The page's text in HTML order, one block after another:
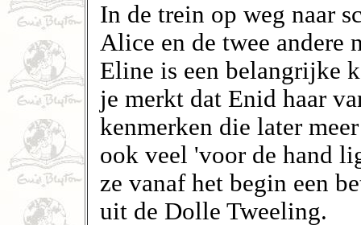
In de trein op weg naar
Alice en de twee andere
Eline is een belangrijke
je merkt dat Enid haar
kenmerken die later
ook veel 'voor de hand
ze vanaf het begin een
uit de Dolle Tweeling.